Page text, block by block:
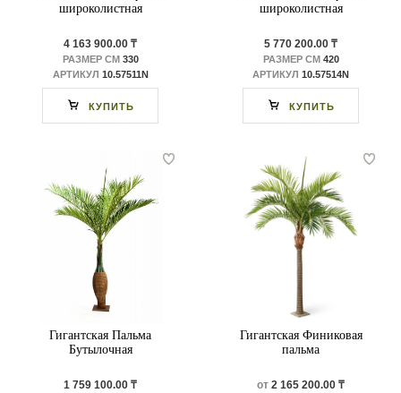
широколистная
4 163 900.00 ₸
РАЗМЕР СМ 330
АРТИКУЛ 10.57511N
КУПИТЬ
широколистная
5 770 200.00 ₸
РАЗМЕР СМ 420
АРТИКУЛ 10.57514N
КУПИТЬ
Гигантская Пальма
Бутылочная
1 759 100.00 ₸
Гигантская Финиковая
пальма
от 2 165 200.00 ₸